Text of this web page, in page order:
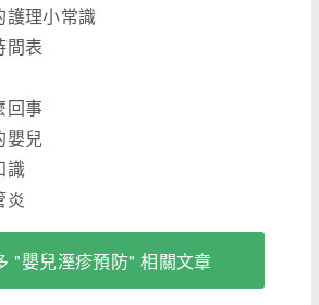
護理小常識
間表
回事
嬰兒
識
炎
"嬰兒溼疹預防" 相關文章